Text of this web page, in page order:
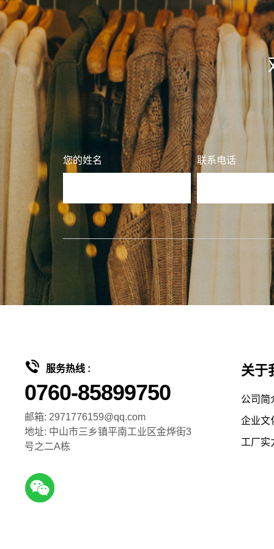
您的姓名 联系电话
服务热线 :
0760-85899750
邮箱: 2971776159@qq.com
地址: 中山市三乡镇平南工业区金烨街3
号之二A栋
关于
公司简
企业文
工厂实